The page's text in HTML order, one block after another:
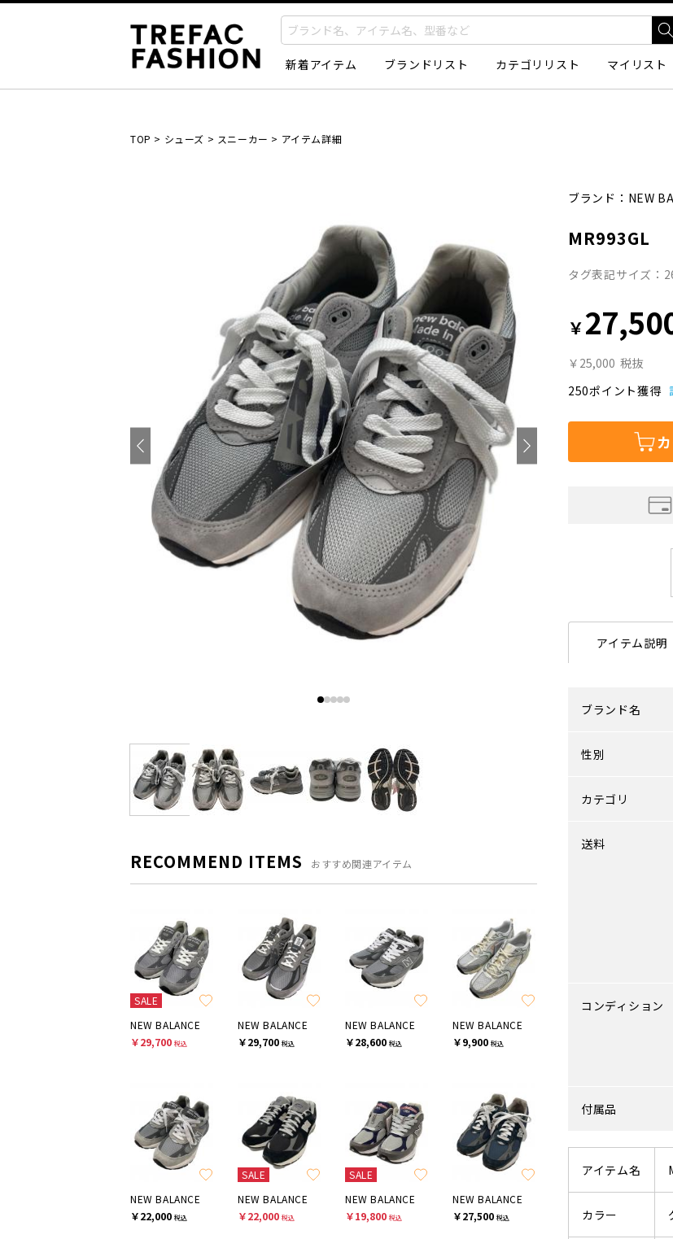
新着アイテム ブランドリスト カテゴリリスト マイリスト
TOP > シューズ > スニーカー > アイテム詳細
RECOMMEND ITEMS おすすめ関連アイテム
SALE
NEW BALANCE
￥29,700 税込
NEW BALANCE
￥29,700 税込
NEW BALANCE
￥28,600 税込
NEW BALANCE
￥9,900 税込
NEW BALANCE
￥22,000 税込
SALE
NEW BALANCE
￥22,000 税込
SALE
NEW BALANCE
￥19,800 税込
NEW BALANCE
￥27,500 税込
ブランド： NEW
MR993GL
タグ表記サイズ：
￥
￥25,000 税抜
250ポイント獲得
アイテム説明
ブランド名
性別
カテゴリ
送料
コンディション
付属品
アイテム名
カラー